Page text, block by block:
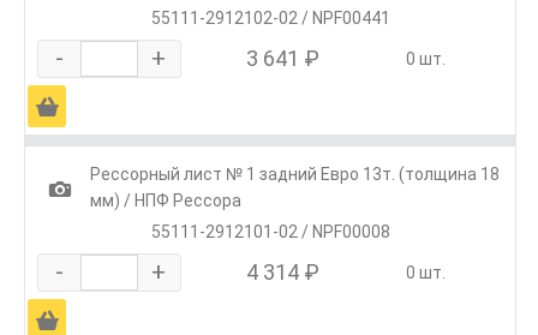
55111-2912102-02 / NPF00441
- + 3 641 ₽ 0 шт.
Ä
1
Рессорный лист № 1 задний Евро 13т. (толщина 18
мм) / НПФ Рессора
55111-2912101-02 / NPF00008
- + 4 314 ₽ 0 шт.
Ä